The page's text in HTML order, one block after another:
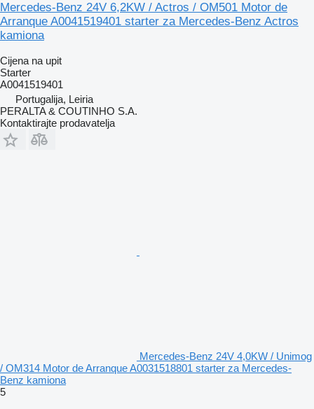
Mercedes-Benz 24V 6,2KW / Actros / OM501 Motor de
Arranque A0041519401 starter za Mercedes-Benz Actros
kamiona
Cijena na upit
Starter
A0041519401
Portugalija, Leiria
PERALTA & COUTINHO S.A.
Kontaktirajte prodavatelja
Mercedes-Benz 24V 4,0KW / Unimog
/ OM314 Motor de Arranque A0031518801 starter za Mercedes-
Benz kamiona
5